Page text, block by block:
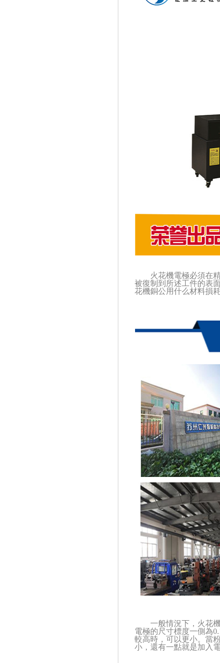
火花機電極必須在
被復制到所述工件的表
花機銅公用什么材料損
一般情況下，火花
電極的尺寸標度一側為
較高時，可以更小。當
小 ，還有一點就是加入